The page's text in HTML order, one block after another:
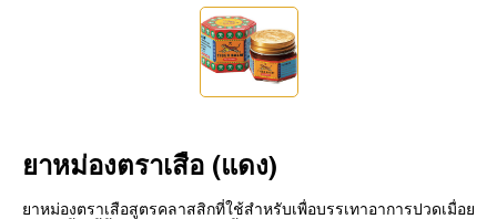
UNITED STATES
ยาหม่องตราเสือ (แดง)
ยาหม่องตราเสือสูตรคลาสสิกที่ใช้สำหรับเพื่อบรรเทาอาการปวดเมื่อย